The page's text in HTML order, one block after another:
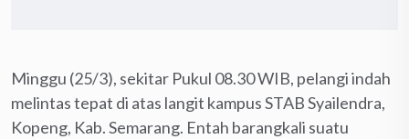
Minggu (25/3), sekitar Pukul 08.30 WIB, pelangi indah
melintas tepat di atas langit kampus STAB Syailendra,
Kopeng, Kab. Semarang. Entah barangkali suatu